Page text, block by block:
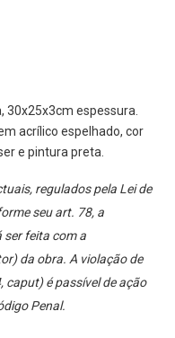
30x25x3cm espessura.
acrílico espelhado, cor
e pintura preta.
regulados pela Lei de
seu art. 78, a
ser feita com a
da obra. A violação de
caput) é passível de ação
Penal.